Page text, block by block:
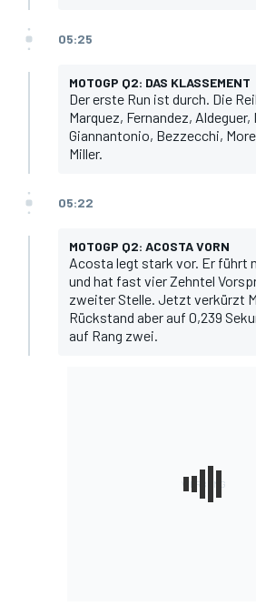
05:25
MOTOGP Q2: DAS KLASSEMENT
Der erste Run ist durch. Die
Marquez, Fernandez,
Giannantonio, Bezzecchi,
Miller.
05:22
MOTOGP Q2: ACOSTA VORN
Acosta legt stark vor. Er führt
und hat fast vier Zehntel
zweiter Stelle. Jetzt verkürzt
Rückstand aber auf 0,239
auf Rang zwei.